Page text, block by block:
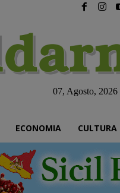
07, Agosto, 2026
ECONOMIA CULTURA